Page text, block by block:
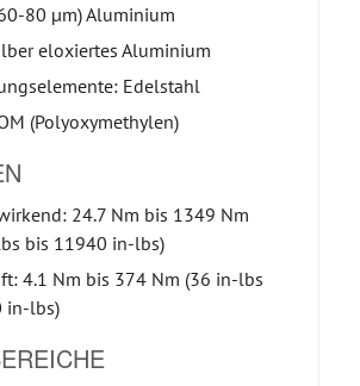
80 μm) Aluminium
eloxiertes Aluminium
Edelstahl
(Polyoxymethylen)
24.7 Nm bis 1349 Nm
bis 11940 in-lbs)
4.1 Nm bis 374 Nm (36 in-lbs
in-lbs)